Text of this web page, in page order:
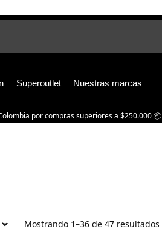
Superoutlet Nuestras marcas
por compras superiores a $250.000 📦
Mostrando 1–36 de 47 resultados